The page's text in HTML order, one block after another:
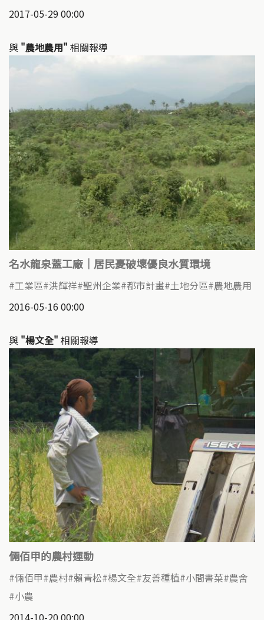
2017-05-29 00:00
與 "農地農用" 相關報導
名水龍泉蓋工廠｜居民憂破壞優良水質環境
工業區 洪輝祥 聖州企業 都市計畫 土地分區 農地農用
2016-05-16 00:00
與 "楊文全" 相關報導
倆佰甲的農村運動
倆佰甲 農村 賴青松 楊文全 友善種植 小間書菜 農舍
小農